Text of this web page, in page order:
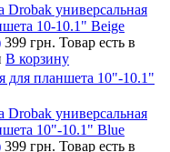
Drobak универсальная
10-10.1" Beige
399 грн. Товар есть в
В корзину
для планшета 10"-10.1"
Drobak универсальная
10"-10.1" Blue
399 грн. Товар есть в